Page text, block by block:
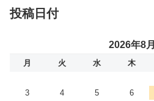
投稿日付
2026年8月
月 火 水 木
3
4 5 6